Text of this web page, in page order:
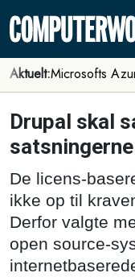
Aktuelt:Microsofts
Drupal skal
De licens-
ikke op til
Derfor valgte
open source-